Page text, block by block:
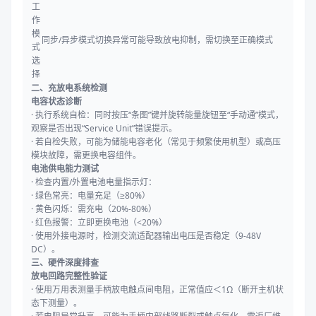
工
作
模
式
选
择
同步/异步模式切换异常可能导致放电抑制，需切换至正确模式
二、充放电系统检测
电容状态诊断
·执行系统自检：同时按压“条图”键并旋转能量旋钮至“手动通”模式，
观察是否出现“Service Unit”错误提示。
·若自检失败，可能为储能电容老化（常见于频繁使用机型）或高压
模块故障，需更换电容组件。
电池供电能力测试
·检查内置/外置电池电量指示灯：
·绿色常亮：电量充足（≥80%）
·黄色闪烁：需充电（20%-80%）
·红色报警：立即更换电池（<20%）
·使用外接电源时，检测交流适配器输出电压是否稳定（9-48V
DC）。
三、硬件深度排查
放电回路完整性验证
·使用万用表测量手柄放电触点间电阻，正常值应＜1Ω（断开主机状
态下测量）。